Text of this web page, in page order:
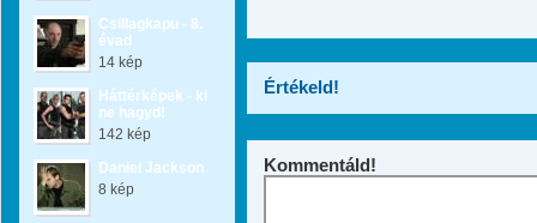
Csillagkapu - 8.
évad
14 kép
Háttérképek - ki
ne hagyd!
142 kép
Daniel Jackson
8 kép
Értékeld!
Kommentáld!